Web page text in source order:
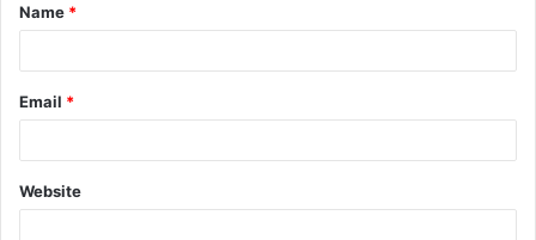
*
Name *
Email *
Website